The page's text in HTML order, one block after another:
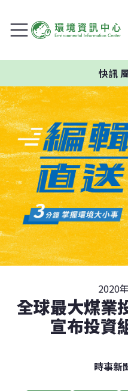
快訊風
2020
全球最大煤業
宣布投資
時事新